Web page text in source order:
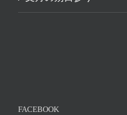
FACEBOOK